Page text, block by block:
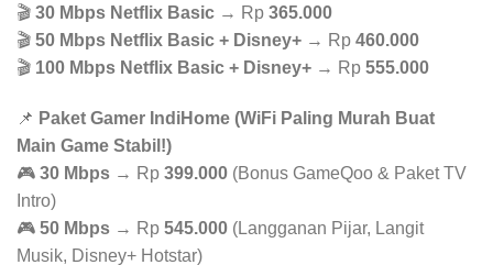
🎬 30 Mbps Netflix Basic → Rp 365.000
🎬 50 Mbps Netflix Basic + Disney+ → Rp 460.000
🎬 100 Mbps Netflix Basic + Disney+ → Rp 555.000
📌 Paket Gamer IndiHome (WiFi Paling Murah Buat
Main Game Stabil!)
🎮 30 Mbps → Rp 399.000 (Bonus GameQoo & Paket TV
Intro)
🎮 50 Mbps → Rp 545.000 (Langganan Pijar, Langit
Musik, Disney+ Hotstar)